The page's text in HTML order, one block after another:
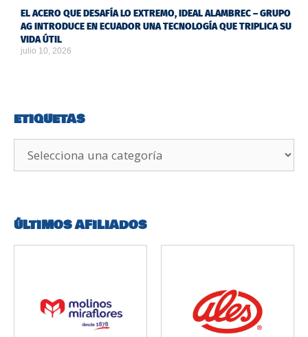
EL ACERO QUE DESAFÍA LO EXTREMO, IDEAL ALAMBREC – GRUPO
AG INTRODUCE EN ECUADOR UNA TECNOLOGÍA QUE TRIPLICA SU
VIDA ÚTIL
julio 10, 2026
ETIQUETAS
ÚLTIMOS AFILIADOS